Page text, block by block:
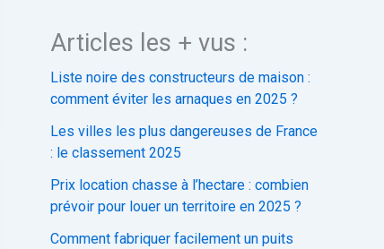
Articles les + vus :
Liste noire des constructeurs de maison :
comment éviter les arnaques en 2025 ?
Les villes les plus dangereuses de France
: le classement 2025
Prix location chasse à l’hectare : combien
prévoir pour louer un territoire en 2025 ?
Comment fabriquer facilement un puits